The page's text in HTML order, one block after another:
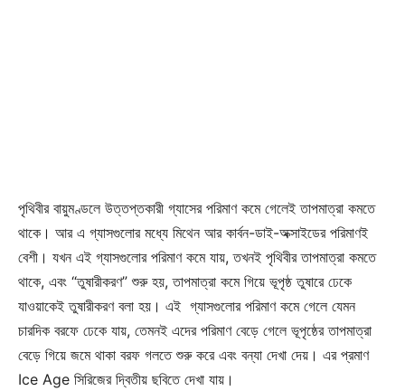
পৃথিবীর বায়ুমণ্ডলে উত্তপ্তকারী গ্যাসের পরিমাণ কমে গেলেই তাপমাত্রা কমতে
থাকে। আর এ গ্যাসগুলোর মধ্যে মিথেন আর কার্বন-ডাই-অক্সাইডের পরিমাণই
বেশী। যখন এই গ্যাসগুলোর পরিমাণ কমে যায়, তখনই পৃথিবীর তাপমাত্রা কমতে
থাকে, এবং “তুষারীকরণ” শুরু হয়, তাপমাত্রা কমে গিয়ে ভূপৃষ্ঠ তুষারে ঢেকে
যাওয়াকেই তুষারীকরণ বলা হয়। এই গ্যাসগুলোর পরিমাণ কমে গেলে যেমন
চারদিক বরফে ঢেকে যায়, তেমনই এদের পরিমাণ বেড়ে গেলে ভূপৃষ্ঠের তাপমাত্রা
বেড়ে গিয়ে জমে থাকা বরফ গলতে শুরু করে এবং বন্যা দেখা দেয়। এর প্রমাণ
Ice Age সিরিজের দ্বিতীয় ছবিতে দেখা যায়।